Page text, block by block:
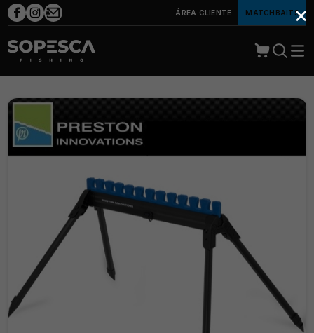
ÁREA CLIENTE MATCHBAITS×